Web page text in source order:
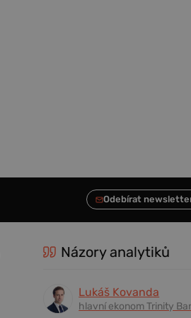
Názory analytiků
Lukáš Kovanda
hlavní ekonom Trinity